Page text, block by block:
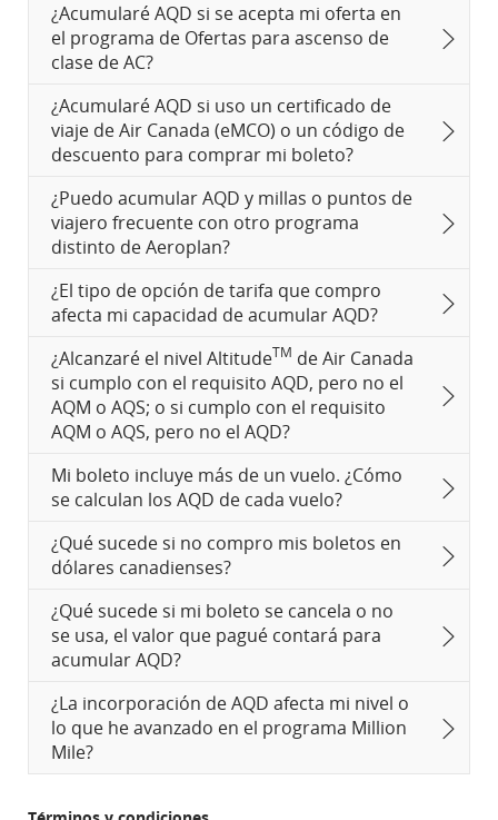
¿Acumularé AQD si se acepta mi oferta en
el programa de Ofertas para ascenso de
clase de AC?
¿Acumularé AQD si uso un certificado de
viaje de Air Canada (eMCO) o un código de
descuento para comprar mi boleto?
¿Puedo acumular AQD y millas o puntos de
viajero frecuente con otro programa
distinto de Aeroplan?
¿El tipo de opción de tarifa que compro
afecta mi capacidad de acumular AQD?
¿Alcanzaré el nivel AltitudeTM de Air Canada
si cumplo con el requisito AQD, pero no el
AQM o AQS; o si cumplo con el requisito
AQM o AQS, pero no el AQD?
Mi boleto incluye más de un vuelo. ¿Cómo
se calculan los AQD de cada vuelo?
¿Qué sucede si no compro mis boletos en
dólares canadienses?
¿Qué sucede si mi boleto se cancela o no
se usa, el valor que pagué contará para
acumular AQD?
¿La incorporación de AQD afecta mi nivel o
lo que he avanzado en el programa Million
Mile?